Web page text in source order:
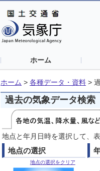
ホーム
ホーム > 各種データ・資料 >
過去の気象データ検索
地点と年月日時を選択して、
地点の選択
地点の選択をクリア